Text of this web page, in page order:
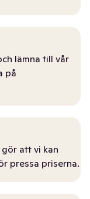
lämna till vår
på
att vi kan
pressa priserna.